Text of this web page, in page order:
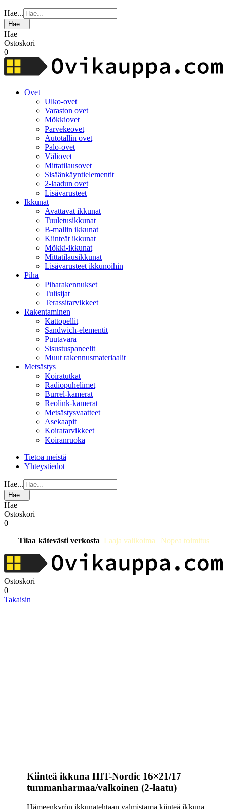
Hae...
Hae...
Hae
Ostoskori
0
Ovet
Ulko-ovet
Varaston ovet
Mökkiovet
Parvekeovet
Autotallin ovet
Palo-ovet
Väliovet
Mittatilausovet
Sisäänkäyntielementit
2-laadun ovet
Lisävarusteet
Ikkunat
Avattavat ikkunat
Tuuletusikkunat
B-mallin ikkunat
Kiinteät ikkunat
Mökki-ikkunat
Mittatilausikkunat
Lisävarusteet ikkunoihin
Piha
Piharakennukset
Tulisijat
Terassitarvikkeet
Rakentaminen
Kattopellit
Sandwich-elementit
Puutavara
Sisustuspaneelit
Muut rakennusmateriaalit
Metsästys
Koiratutkat
Radiopuhelimet
Burrel-kamerat
Reolink-kamerat
Metsästysvaatteet
Asekaapit
Koiratarvikkeet
Koiranruoka
Tietoa meistä
Yhteystiedot
Hae...
Hae...
Hae
Ostoskori
0
Tilaa kätevästi verkosta Laaja valikoima | Nopea toimitus
Ostoskori
0
Takaisin
Kiinteä ikkuna HIT-Nordic 16×21/17
tummanharmaa/valkoinen (2-laatu)
Hämeenkyrön ikkunatehtaan valmistama kiinteä ikkuna.